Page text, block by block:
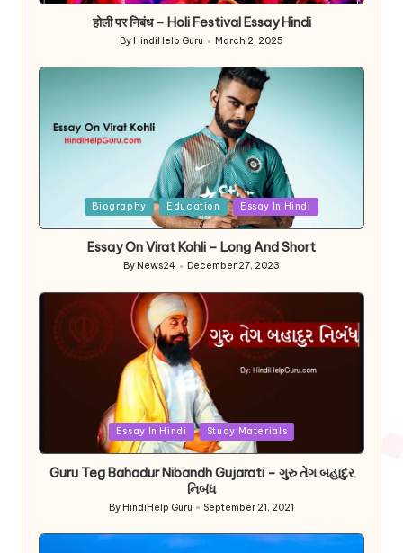
होली पर निबंध – Holi Festival Essay Hindi
Posted
by
By HindiHelp Guru March 2, 2025
Biography Education Essay In Hindi
Essay On Virat Kohli – Long And Short
Posted
By News24 December 27, 2023
Essay In Hindi Study Materials
Guru Teg Bahadur Nibandh Gujarati – ગુરુ તેગ બહાદુર
નિબંધ
Posted
by
By HindiHelp Guru September 21, 2021